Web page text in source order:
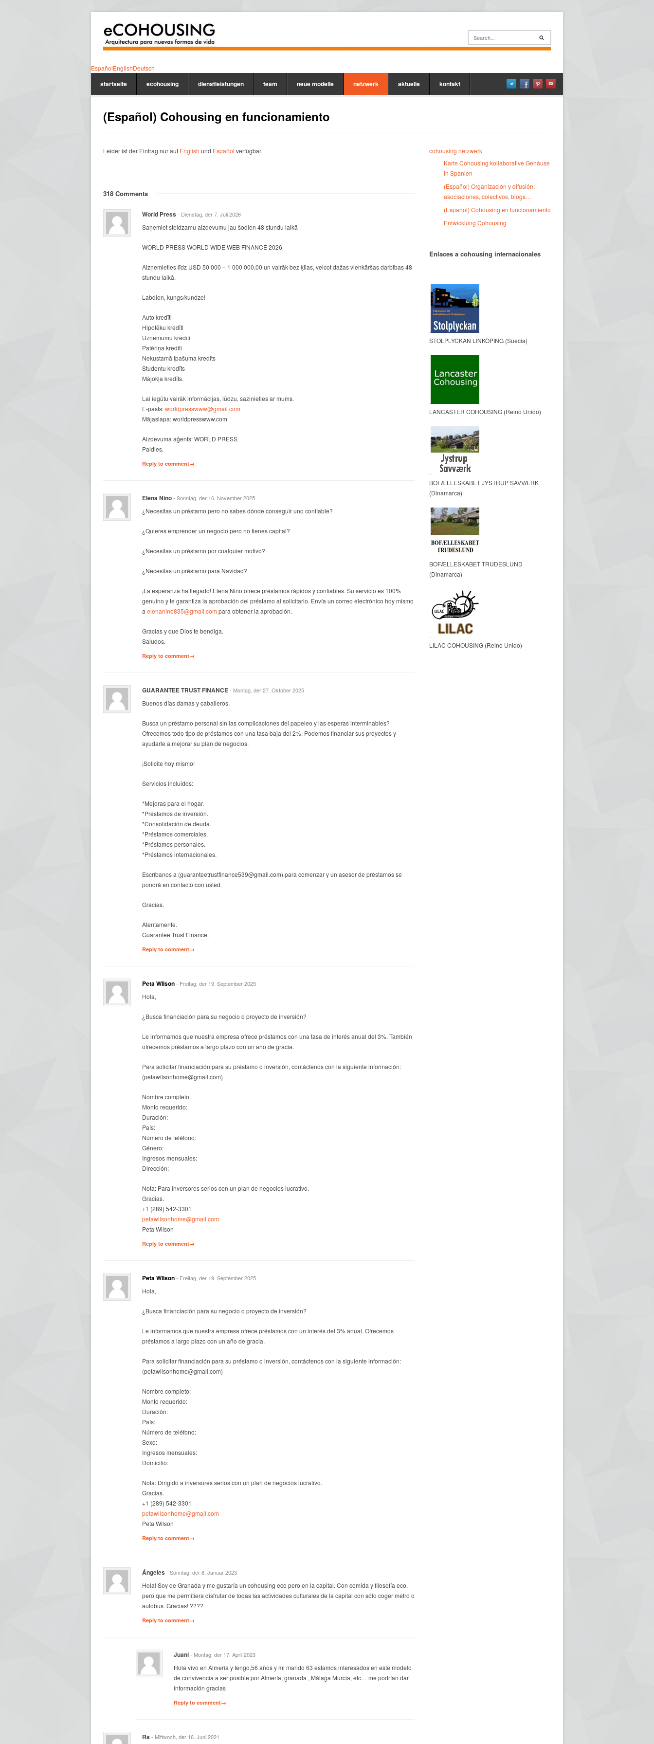
EspañolEnglishDeutsch
startseite ecohousing dienstleistungen team neue modelle netzwerk aktuelle kontakt
(Español) Cohousing en funcionamiento
Leider ist der Eintrag nur auf English und Español verfügbar.
318 Comments
World Press - Dienstag, der 7. Juli 2026
Saņemiet steidzamu aizdevumu jau šodien 48 stundu laikā
WORLD PRESS WORLD WIDE WEB FINANCE 2026
Aizņemieties līdz USD 50 000 – 1 000 000,00 un vairāk bez ķīlas, veicot dažas vienkāršas darbības 48
stundu laikā.
Labdien, kungs/kundze!
Auto kredīti
Hipotēku kredīti
Uzņēmumu kredīti
Patēriņa kredīti
Nekustamā īpašuma kredīts
Studentu kredīts
Mājokļa kredīts.
Lai iegūtu vairāk informācijas, lūdzu, sazinieties ar mums.
E-pasts:worldpresswww@gmail.com
Mājaslapa: worldpresswww.com
Aizdevuma aģents: WORLD PRESS
Paldies.
Reply to comment→
Elena Nino- Sonntag, der 16. November 2025
¿Necesitas un préstamo pero no sabes dónde conseguir uno confiable?
¿Quieres emprender un negocio pero no tienes capital?
¿Necesitas un préstamo por cualquier motivo?
¿Necesitas un préstamo para Navidad?
¡La esperanza ha llegado! Elena Nino ofrece préstamos rápidos y confiables. Su servicio es 100%
genuino y te garantiza la aprobación del préstamo al solicitarlo. Envía un correo electrónico hoy mismo
a elenanino835@gmail.compara obtener la aprobación.
Gracias y que Dios te bendiga.
Saludos.
Reply to comment→
GUARANTEE TRUST FINANCE- Montag, der 27. Oktober 2025
Buenos días damas y caballeros,
Busca un préstamo personal sin las complicaciones del papeleo y las esperas interminables?
Ofrecemos todo tipo de préstamos con una tasa baja del 2%. Podemos financiar sus proyectos y
ayudarle a mejorar su plan de negocios.
¡Solicite hoy mismo!
Servicios incluidos:
*Mejoras para el hogar.
*Préstamos de inversión.
*Consolidación de deuda.
*Préstamos comerciales.
*Préstamos personales.
*Préstamos internacionales.
Escríbanos a (guaranteetrustfinance539@gmail.com) para comenzar y un asesor de préstamos se
pondrá en contacto con usted.
Gracias.
Atentamente.
Guarantee Trust Finance.
Reply to comment→
Peta Wilson- Freitag, der 19. September 2025
Hola,
¿Busca financiación para su negocio o proyecto de inversión?
Le informamos que nuestra empresa ofrece préstamos con una tasa de interés anual del 3%. También
ofrecemos préstamos a largo plazo con un año de gracia.
Para solicitar financiación para su préstamo o inversión, contáctenos con la siguiente información:
(petawilsonhome@gmail.com)
Nombre completo:
Monto requerido:
Duración:
País:
Número de teléfono:
Género:
Ingresos mensuales:
Dirección:
Nota: Para inversores serios con un plan de negocios lucrativo.
Gracias.
+1 (289) 542-3301
petawilsonhome@gmail.com
Peta Wilson
Reply to comment→
Peta Wilson- Freitag, der 19. September 2025
Hola,
¿Busca financiación para su negocio o proyecto de inversión?
Le informamos que nuestra empresa ofrece préstamos con un interés del 3% anual. Ofrecemos
préstamos a largo plazo con un año de gracia.
Para solicitar financiación para su préstamo o inversión, contáctenos con la siguiente información:
(petawilsonhome@gmail.com)
Nombre completo:
Monto requerido:
Duración:
País:
Número de teléfono:
Sexo:
Ingresos mensuales:
Domicilio:
Nota: Dirigido a inversores serios con un plan de negocios lucrativo.
Gracias.
+1 (289) 542-3301
petawilsonhome@gmail.com
Peta Wilson
Reply to comment→
Ángeles - Sonntag, der 8. Januar 2023
Hola! Soy de Granada y me gustaría un cohousing eco pero en la capital. Con comida y filosofía eco,
pero que me permitiera disfrutar de todas las actividades culturales de la capital con sólo coger metro o
autobus. Gracias! ????
Reply to comment→
Juani- Montag, der 17. April 2023
Hola vivo en Almería y tengo,56 años y mi marido 63 estamos interesados en este modelo
de convivencia a ser posible por Almería, granada , Málaga Murcia, etc… me podrían dar
información gracias
Reply to comment→
Ra- Mittwoch, der 16. Juni 2021
cohousing netzwerk
Karte Cohousing kollaborative Gehäuse
in Spanien
(Español) Organización y difusión:
asociaciones, colectivos, blogs…
(Español) Cohousing en funcionamiento
Entwicklung Cohousing
Enlaces a cohousing internacionales
.
STOLPLYCKAN LINKÖPING (Suecia)
.
LANCASTER COHOUSING (Reino Unido)
.
BOFÆLLESKABET JYSTRUP SAVVÆRK
(Dinamarca)
.
BOFÆLLESKABET TRUDESLUND
(Dinamarca)
.
LILAC COHOUSING (Reino Unido)